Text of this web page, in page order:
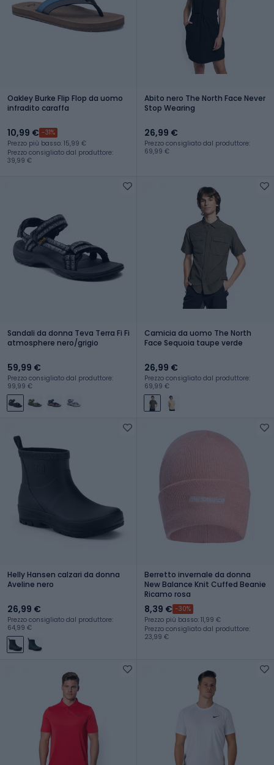
Oakley Burke Flip Flop da uomo
infradito caraffa
10,99 € -31%
Prezzo più basso: 15,99 €
Prezzo consigliato dal produttore:
39,99 €
Abito nero The North Face Never
Stop Wearing
26,99 €
Prezzo consigliato dal produttore:
69,99 €
Sandali da donna Teva Terra Fi Fi
atmosphere nero/grigio
59,99 €
Prezzo consigliato dal produttore:
99,99 €
Camicia da uomo The North
Face Sequoia taupe verde
26,99 €
Prezzo consigliato dal produttore:
69,99 €
Helly Hansen calzari da donna
Aveline nero
26,99 €
Prezzo consigliato dal produttore:
64,99 €
Berretto invernale da donna
New Balance Knit Cuffed Beanie
Ricamo rosa
8,39 € -30%
Prezzo più basso: 11,99 €
Prezzo consigliato dal produttore:
23,99 €